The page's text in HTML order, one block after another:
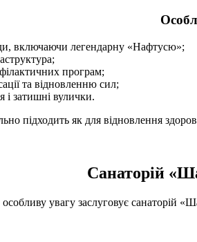
включаючи легендарну «Нафтусю»;
програм;
та відновленню сил;
і затишні вулички.
підходить як для відновлення
Санаторій
увагу заслуговує санаторій